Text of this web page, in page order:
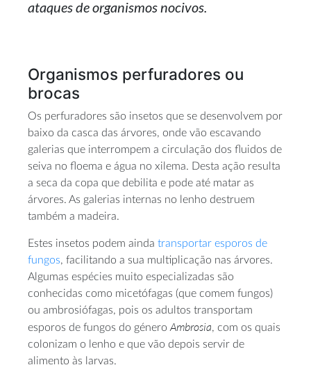
ataques de organismos nocivos.
Organismos perfuradores ou
brocas
Os perfuradores são insetos que se desenvolvem por
baixo da casca das árvores, onde vão escavando
galerias que interrompem a circulação dos fluidos de
seiva no floema e água no xilema. Desta ação resulta
a seca da copa que debilita e pode até matar as
árvores. As galerias internas no lenho destruem
também a madeira.
Estes insetos podem ainda transportar esporos de
fungos, facilitando a sua multiplicação nas árvores.
Algumas espécies muito especializadas são
conhecidas como micetófagas (que comem fungos)
ou ambrosiófagas, pois os adultos transportam
esporos de fungos do género Ambrosia, com os quais
colonizam o lenho e que vão depois servir de
alimento às larvas.